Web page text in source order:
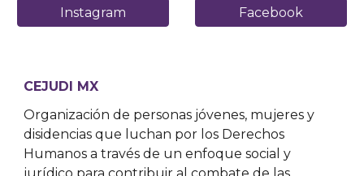
Instagram Facebook
CEJUDI MX
Organización de personas jóvenes, mujeres y
disidencias que luchan por los Derechos
Humanos a través de un enfoque social y
jurídico para contribuir al combate de las